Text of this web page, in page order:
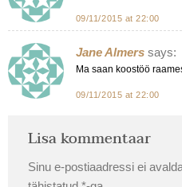
09/11/2015 at 22:00
Jane Almers says:
Ma saan koostöö
09/11/2015 at 22:00
Lisa kommentaar
Sinu e-postiaadressi ei